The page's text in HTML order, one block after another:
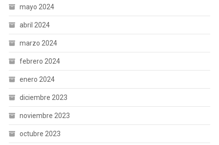
mayo 2024
abril 2024
marzo 2024
febrero 2024
enero 2024
diciembre 2023
noviembre 2023
octubre 2023